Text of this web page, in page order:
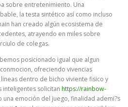
sobre entretenimiento. Una
la testa sintético así­ como incluso
han creado algún ecosistema de
atrayendo en miles sobre
de colegas.
posicionado igual que algun
ofreciendo vivencias
dentro de bicho viviente fisico y
inteligentes solicitan https://rainbow-
una emoción del juego, finalidad ademi?s